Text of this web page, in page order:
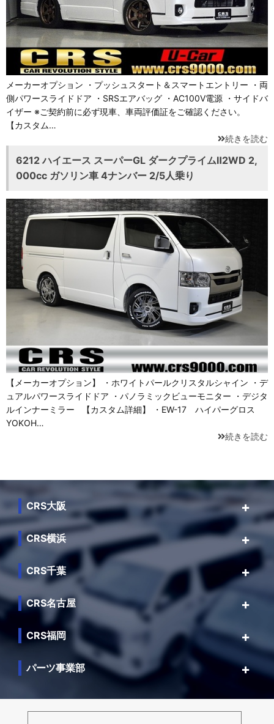
メーカーオプション ・プッシュスタート＆スマートエントリー ・両
側パワースライドドア ・SRSエアバッグ ・AC100V電源 ・サイドバ
イザー ※ご契約前に必ず現車、車両評価証をご確認ください。
【カスタム…
続きを読む
6212 ハイエース スーパーGL ダークプライムⅡ2WD 2,
000cc ガソリン車 4ナンバー 2/5人乗り
【メーカーオプション】 ・ホワイトパールクリスタルシャイン ・デ
ュアルパワースライドドア ・パノラミックビューモニター ・デジタ
ルインナーミラー 【カスタム詳細】 ・EW-17 ハイパーグロス
YOKOH…
続きを読む
CRS大阪
CRS横浜
CRS千葉
CRS名古屋
CRS福岡
パーツ事業部